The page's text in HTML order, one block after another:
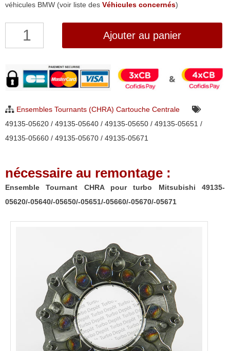
véhicules BMW (voir liste des Véhicules concernés)
quantité
Tournant
CHRA
turbo
Ajouter au panier
Ensembles Tournants (CHRA) Cartouche Centrale
49135-05620 / 49135-05640 / 49135-05650 / 49135-05651 /
49135-05660 / 49135-05670 / 49135-05671
nécessaire au remontage :
Ensemble Tournant CHRA pour turbo Mitsubishi 49135-
05620/-05640/-05650/-05651/-05660/-05670/-05671